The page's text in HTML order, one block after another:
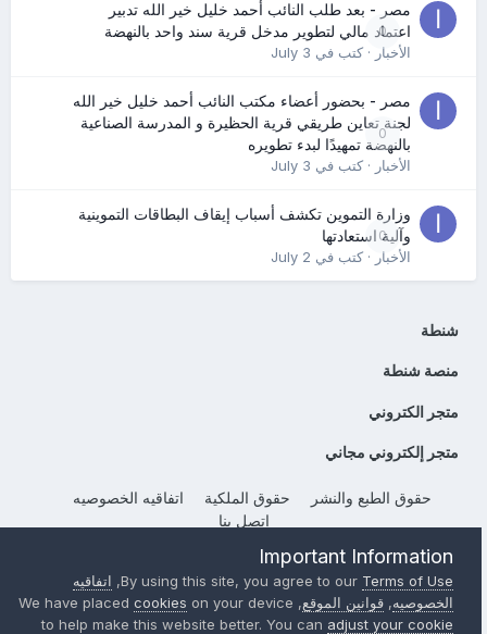
0
مصر - بعد طلب النائب أحمد خليل خير الله تدبير
اعتماد مالي لتطوير مدخل قرية سند واحد بالنهضة
الأخبار· كتب في July 3
0
مصر - بحضور أعضاء مكتب النائب أحمد خليل خير الله
لجنة تعاين طريقي قرية الحظيرة و المدرسة الصناعية
بالنهضة تمهيدًا لبدء تطويره
الأخبار· كتب في July 3
0
وزارة التموين تكشف أسباب إيقاف البطاقات التموينية
وآلية استعادتها
الأخبار· كتب في July 2
شنطة
منصة شنطة
متجر الكتروني
متجر إلكتروني مجاني
حقوق الطبع والنشر حقوق الملكية
اتفاقيه الخصوصيه
إتصل بنا
Powered by Invision CommunityImportant Information
By using this site, you agree to ourTerms of Use
, اتفاقيه
الخصوصيه, قوانين الموقع, We have placed
cookies on your device
to help make this website better. You canadjust your cookie